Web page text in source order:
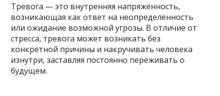
Тревога — это внутренняя напряжённость,
возникающая как ответ на неопределённость
или ожидание возможной угрозы. В отличие от
стресса, тревога может возникать без
конкретной причины и накручивать человека
изнутри, заставляя постоянно переживать о
будущем.